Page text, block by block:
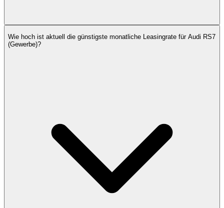
Wie hoch ist aktuell die günstigste monatliche Leasingrate für Audi RS7
(Gewerbe)?